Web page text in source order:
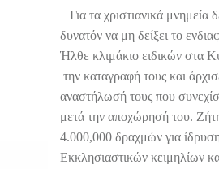
Για τα χριστιανικά μνημεία
δυνατόν να μη δείξει το
Ήλθε κλιμάκιο ειδικών στα
την καταγραφή τους και
αναστήλωσή τους που
μετά την αποχώρησή του.
4.000,000 δραχμών για
Εκκλησιαστικών κειμηλίων